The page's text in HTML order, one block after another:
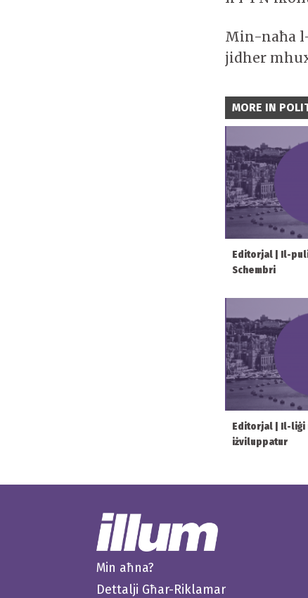
Min-naħa
jidher
MORE IN
Editorjal | Il-
Schembri
Editorjal | Il-liġi
iżviluppatur
Min aħna?
Dettalji Għar-Riklamar